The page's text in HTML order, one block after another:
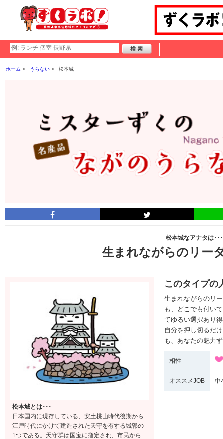
ホーム うらない 松本城
松本城なアナタは･･･
生まれながらのリー
松本城とは･･･
日本国内に現存している、安土桃山時代後期から
江戸時代にかけて建造された天守を有する城郭の
1つである。天守群は国宝に指定され、市民から
このタイプの
生まれながらのリ
も、どこでも付い
てゆるい選択あり
自分を押し切るだ
も、あなたの魅力
相性
オススメJOB 中